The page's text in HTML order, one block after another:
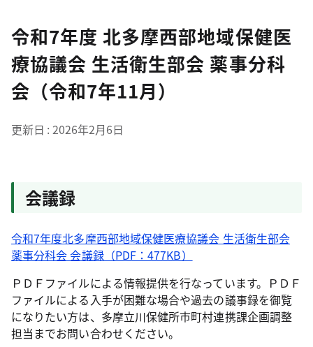
令和7年度 北多摩西部地域保健医
療協議会 生活衛生部会 薬事分科
会（令和7年11月）
更新日 2026年2月6日
会議録
令和7年度北多摩西部地域保健医療協議会 生活衛生部会
薬事分科会 会議録（PDF：477KB）
ＰＤＦファイルによる情報提供を行なっています。ＰＤＦ
ファイルによる入手が困難な場合や過去の議事録を御覧
になりたい方は、多摩立川保健所市町村連携課企画調整
担当までお問い合わせください。